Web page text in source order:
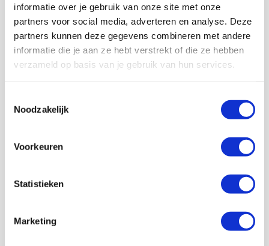
informatie over je gebruik van onze site met onze
partners voor social media, adverteren en analyse. Deze
partners kunnen deze gegevens combineren met andere
informatie die je aan ze hebt verstrekt of die ze hebben
verzameld op basis van je gebruik van hun services.
Noodzakelijk
Voorkeuren
Statistieken
Marketing
Volg ons ook op social
volgers
Volgen
9,6K
volgers
Volgen
7,5K